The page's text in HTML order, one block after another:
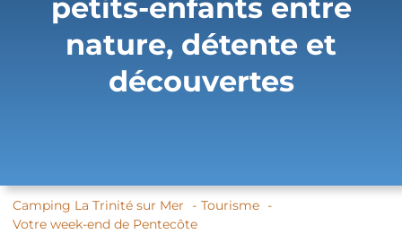
petits-enfants entre
nature, détente et
découvertes
Camping La Trinité sur Mer
Tourisme
Votre week-end de Pentecôte